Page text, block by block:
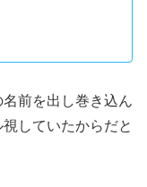
前を出し巻き込ん
していたからだと